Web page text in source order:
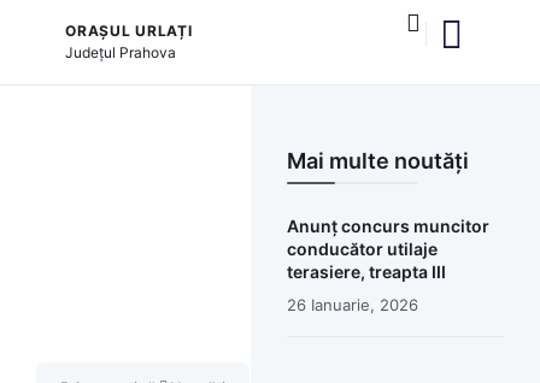
ORAȘUL URLAȚI
Județul Prahova
Mai multe noutăți
Anunț concurs muncitor
conducător utilaje
terasiere, treapta III
26 Ianuarie, 2026